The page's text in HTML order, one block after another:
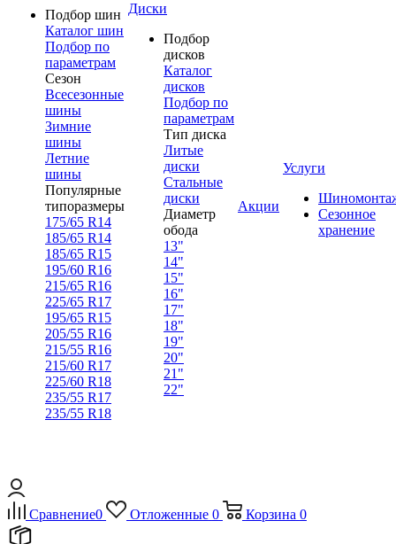
Подбор шин
Каталог шин
Подбор по
параметрам
Сезон
Всесезонные
шины
Зимние
шины
Летние
шины
Популярные
типоразмеры
175/65 R14
185/65 R14
185/65 R15
195/60 R16
215/65 R16
225/65 R17
195/65 R15
205/55 R16
215/55 R16
215/60 R17
225/60 R18
235/55 R17
235/55 R18
Диски
Подбор
дисков
Каталог
дисков
Подбор по
параметрам
Тип диска
Литые
диски
Стальные
диски
Диаметр
обода
13"
14"
15"
16"
17"
18"
19"
20"
21"
22"
Акции
Услуги
Сезонное
хранение
Сравнение0 Отложенные 0 Корзина 0